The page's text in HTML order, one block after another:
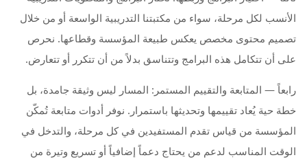
الأنسب لكل مرحلة، سواء من مكتبتنا التدريبية الواسعة أو من خلال
تصميم محتوى مخصص يعكس طبيعة المؤسسة وقطاعها. نحرص
على أن تتكامل هذه البرامج وتتناسق بدلاً من أن تتكرر أو تتعارض.
رابعاً — المتابعة والتقييم المستمر: المسار ليس وثيقة جامدة، بل
خطة حية يُعاد تقييمها وتحديثها باستمرار. نوفر أدوات متابعة تُمكّن
المؤسسة من قياس تقدم المستفيدين في كل مرحلة، والتدخل في
الوقت المناسب لدعم من يحتاج دعماً إضافياً أو تسريع وتيرة من